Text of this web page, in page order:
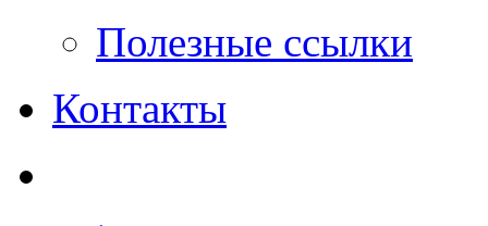
Полезные ссылки
Контакты